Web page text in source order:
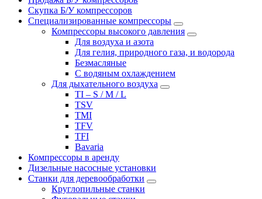
Скупка Б/У компрессоров
Специализированные компрессоры
Компрессоры высокого давления
Для воздуха и азота
Для гелия, природного газа, и водорода
Безмасляные
С водяным охлаждением
Для дыхательного воздуха
TI – S / M / L
TSV
TMI
TFV
TFI
Bavaria
Компрессоры в аренду
Дизельные насосные установки
Станки для деревообработки
Круглопильные станки